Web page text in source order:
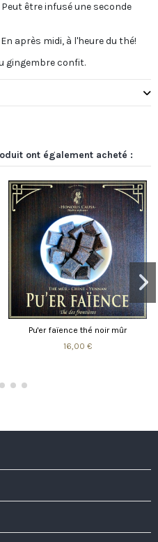
être infusé une seconde
après midi, à l'heure du thé!
gingembre confit.
ont également acheté :
Pu'er faïence thé noir mûr
16,00 €